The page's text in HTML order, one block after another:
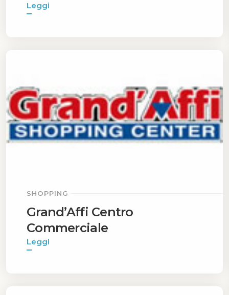
Leggi
SHOPPING
Grand’Affi Centro
Commerciale
Leggi